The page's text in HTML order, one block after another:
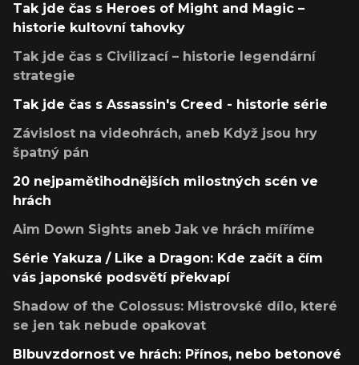
Tak jde čas s Heroes of Might and Magic –
historie kultovní tahovky
Tak jde čas s Civilizací – historie legendární
strategie
Tak jde čas s Assassin's Creed - historie série
Závislost na videohrách, aneb Když jsou hry
špatný pán
20 nejpamětihodnějších milostných scén ve
hrách
Aim Down Sights aneb Jak ve hrách míříme
Série Yakuza / Like a Dragon: Kde začít a čím
vás japonské podsvětí překvapí
Shadow of the Colossus: Mistrovské dílo, které
se jen tak nebude opakovat
Blbuvzdornost ve hrách: Přínos, nebo betonové